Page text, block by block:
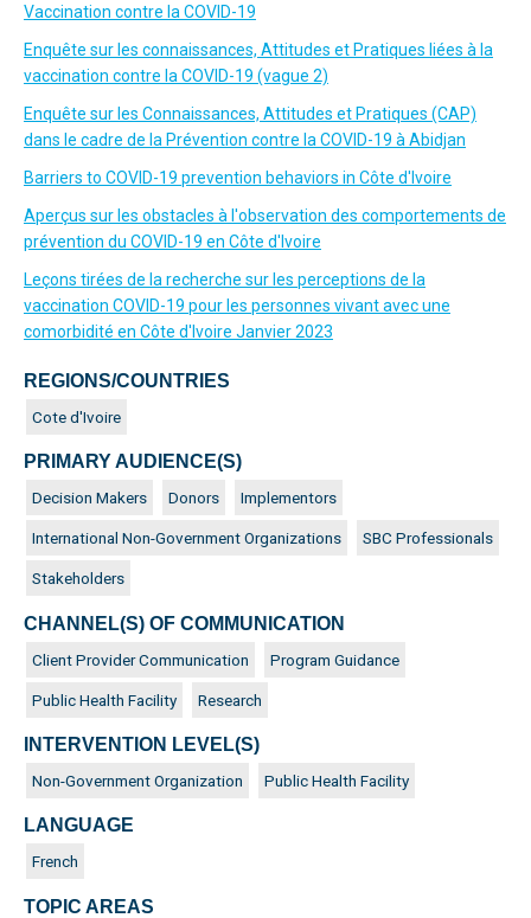
Vaccination contre la COVID-19
Enquête sur les connaissances, Attitudes et Pratiques liées à la
vaccination contre la COVID-19 (vague 2)
Enquête sur les Connaissances, Attitudes et Pratiques (CAP)
dans le cadre de la Prévention contre la COVID-19 à Abidjan
Barriers to COVID-19 prevention behaviors in Côte d'Ivoire
Aperçus sur les obstacles à l'observation des comportements de
prévention du COVID-19 en Côte d'Ivoire
Leçons tirées de la recherche sur les perceptions de la
vaccination COVID-19 pour les personnes vivant avec une
comorbidité en Côte d'Ivoire Janvier 2023
REGIONS/COUNTRIES
Cote d'Ivoire
PRIMARY AUDIENCE(S)
Decision Makers Donors Implementors
International Non-Government Organizations SBC Professionals
Stakeholders
CHANNEL(S) OF COMMUNICATION
Client Provider Communication Program Guidance
Public Health Facility Research
INTERVENTION LEVEL(S)
Non-Government Organization Public Health Facility
LANGUAGE
French
TOPIC AREAS